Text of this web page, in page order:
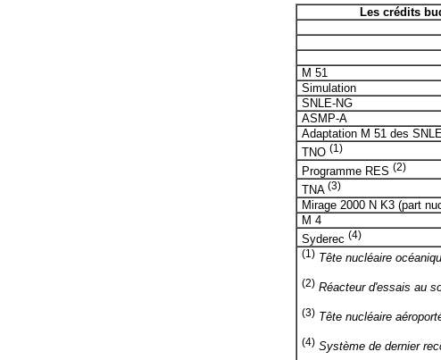
Les crédits
M 51
Simulation
SNLE-NG
ASMP-A
Adaptation M 51 des
TNO (1)
Programme RES (2)
TNA (3)
Mirage 2000 N K3 (part
M 4
Syderec (4)
(1)Tête nucléaire
(2)Réacteur d'essais au
(3)Tête nucléaire
(4)Système de dernier